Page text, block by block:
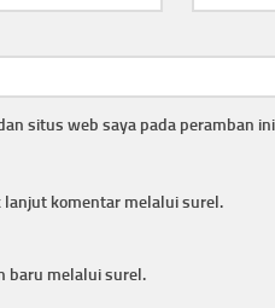
situs web saya pada peramban
lanjut komentar melalui surel.
baru melalui surel.